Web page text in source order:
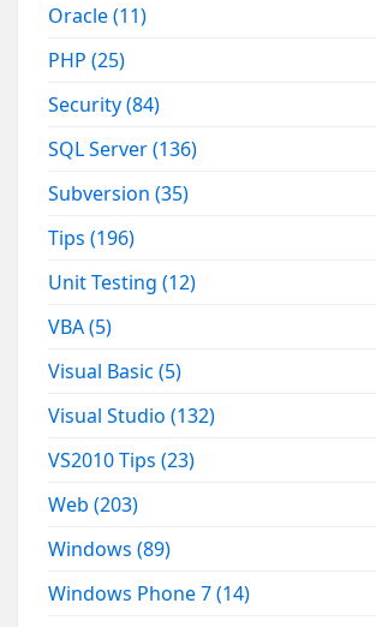
Oracle(11)
PHP(25)
Security(84)
SQL Server(136)
Subversion(35)
Tips(196)
Unit Testing(12)
VBA(5)
Visual Basic(5)
Visual Studio(132)
VS2010 Tips(23)
Web(203)
Windows(89)
Windows Phone 7(14)